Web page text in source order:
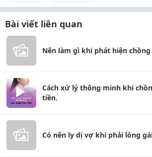
Bài viết liên quan
Nên làm gì khi phát hiện
Cách xứ lý thông minh khi
tiền.
Có nên ly dị vợ khi phải lòng